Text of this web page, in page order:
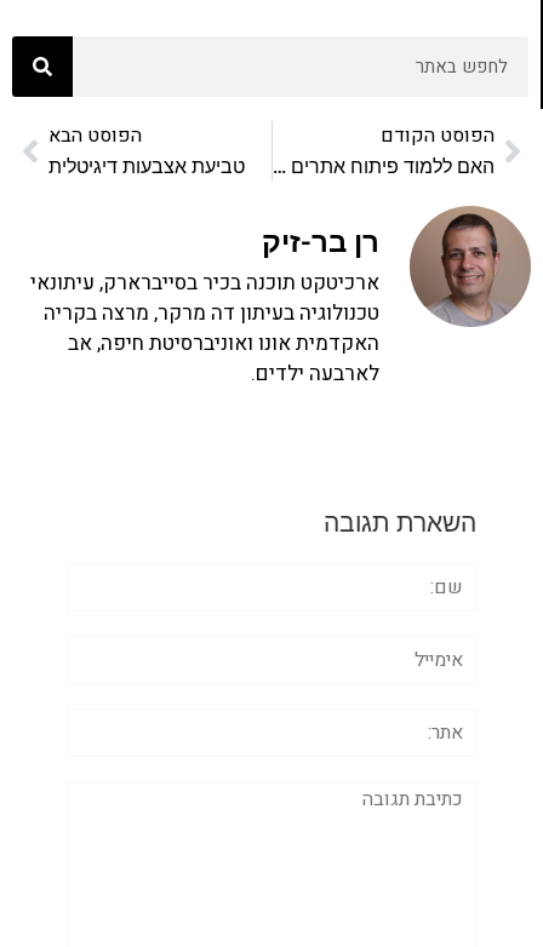
הפוסט הקודם
האם ללמוד פיתוח אתרים או תכנות?
הפוסט הבא
טביעת אצבעות דיגיטלית
רן בר-זיק
ארכיטקט תוכנה בכיר בסייברארק, עיתונאי
טכנולוגיה בעיתון דה מרקר, מרצה בקריה
האקדמית אונו ואוניברסיטת חיפה, אב
לארבעה ילדים.
השארת תגובה
תגובה